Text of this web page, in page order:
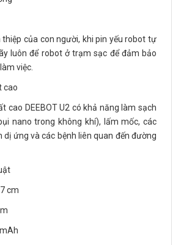
thiệp của con người, khi pin yếu robot tự
luôn để robot ở trạm sạc để đảm bảo
việc.
cao
cao DEEBOT U2 có khả năng làm sạch
nano trong không khí), lấm mốc, các
dị ứng và các bệnh liên quan đến đường
cm